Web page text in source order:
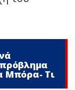
Μπόρα- Τι